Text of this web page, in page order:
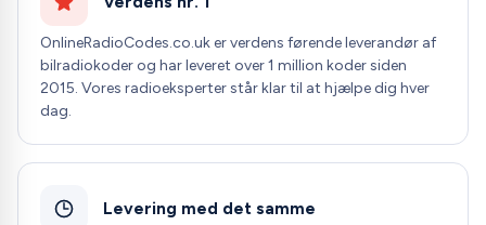
OnlineRadioCodes.co.uk er verdens førende leverandør af
bilradiokoder og har leveret over 1 million koder siden
2015. Vores radioeksperter står klar til at hjælpe dig hver
dag.
Levering med det samme